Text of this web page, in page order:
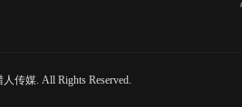
传媒. All Rights Reserved.